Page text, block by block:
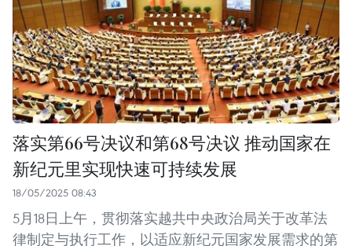
落实第66号决议和第68号决议 推动国家在
新纪元里实现快速可持续发展
18/05/2025 08:43
5月18日上午，贯彻落实越共中央政治局关于改革法
律制定与执行工作，以适应新纪元国家发展需求的第